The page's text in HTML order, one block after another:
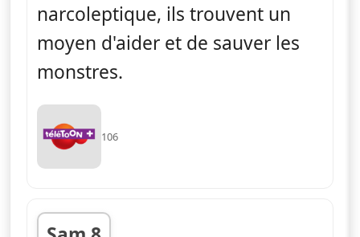
narcoleptique, ils trouvent un
moyen d'aider et de sauver les
monstres.
106